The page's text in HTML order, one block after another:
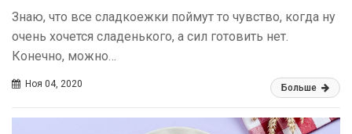
Знаю, что все сладкоежки поймут то чувство, когда ну
очень хочется сладенького, а сил готовить нет.
Конечно, можно…
Ноя 04, 2020 Больше